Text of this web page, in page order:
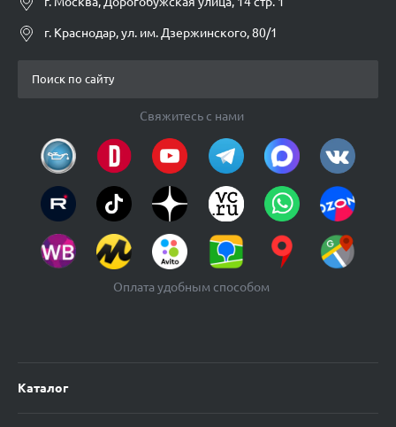
г. Краснодар, ул. им. Дзержинского, 80/1
Каталог
Свяжитесь с нами
Оплата удобным способом